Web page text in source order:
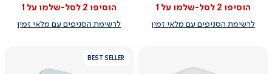
הוסיפו 2 לסל-שלמו על 1
לרשימת הסניפים עם מלאי זמין
הוסיפו 2 לסל-שלמו על 1
לרשימת הסניפים עם מלאי זמין
BEST SELLER